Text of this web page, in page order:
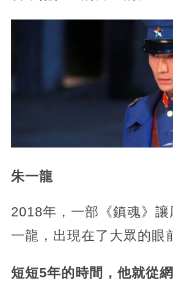
朱一龍
2018年，一部《鎮魂》
一龍，出現在了大眾的眼
短短5年的時間，他就從